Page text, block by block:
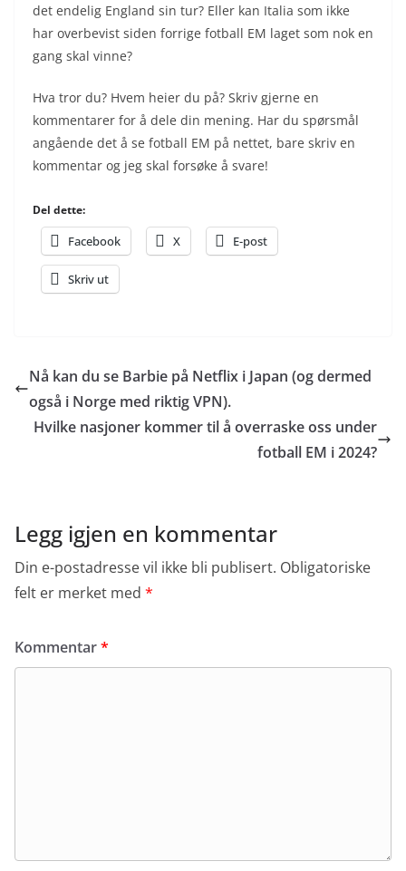
det endelig England sin tur? Eller kan Italia som ikke
har overbevist siden forrige fotball EM laget som nok en
gang skal vinne?
Hva tror du? Hvem heier du på? Skriv gjerne en
kommentarer for å dele din mening. Har du spørsmål
angående det å se fotball EM på nettet, bare skriv en
kommentar og jeg skal forsøke å svare!
Del dette:
Facebook X E-post
Skriv ut
Nå kan du se Barbie på Netflix i Japan (og dermed
også i Norge med riktig VPN).
Hvilke nasjoner kommer til å overraske oss under
fotball EM i 2024?
Legg igjen en kommentar
Din e-postadresse vil ikke bli publisert. Obligatoriske
felt er merket med *
Kommentar*